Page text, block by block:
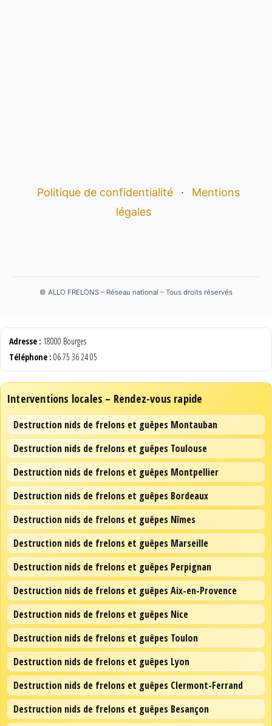
Politique de confidentialité ·
Mentions
légales
© ALLO FRELONS – Réseau national – Tous droits réservés
Adresse : 18000 Bourges
Téléphone : 06 75 36 24 05
Interventions locales – Rendez-vous rapide
Destruction nids de frelons et guêpes Montauban
Destruction nids de frelons et guêpes Toulouse
Destruction nids de frelons et guêpes Montpellier
Destruction nids de frelons et guêpes Bordeaux
Destruction nids de frelons et guêpes Nîmes
Destruction nids de frelons et guêpes Marseille
Destruction nids de frelons et guêpes Perpignan
Destruction nids de frelons et guêpes Aix-en-Provence
Destruction nids de frelons et guêpes Nice
Destruction nids de frelons et guêpes Toulon
Destruction nids de frelons et guêpes Lyon
Destruction nids de frelons et guêpes Clermont-Ferrand
Destruction nids de frelons et guêpes Besançon